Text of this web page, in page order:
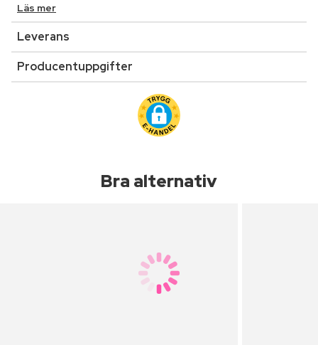
Läs mer
Leverans
Producentuppgifter
Bra alternativ